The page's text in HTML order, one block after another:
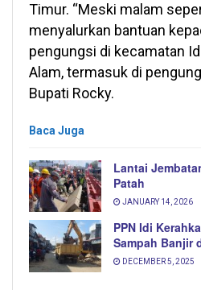
Timur. “Meski malam
menyalurkan bantuan
pengungsi di kecamatan
Alam, termasuk di
Bupati Rocky.
Baca Juga
Lantai
Patah
JANUARY 14, 2026
PPN Idi
Sampah Banjir
DECEMBER 5, 2025